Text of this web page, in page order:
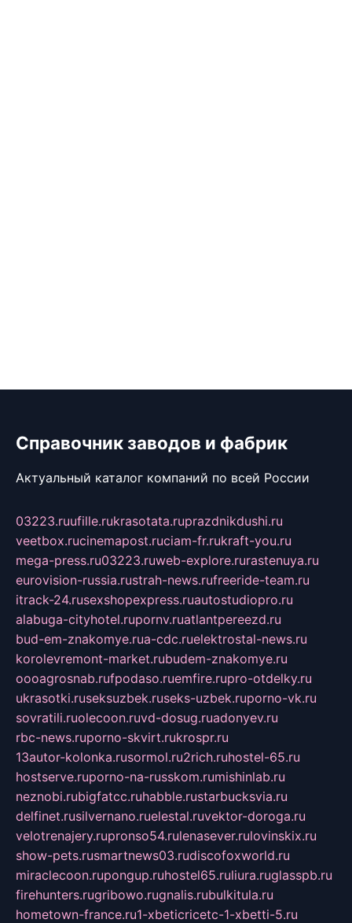
Справочник заводов и фабрик
Актуальный каталог компаний по всей России
03223.ruufille.rukrasotata.ruprazdnikdushi.ru
veetbox.rucinemapost.ruciam-fr.rukraft-you.ru
mega-press.ru03223.ruweb-explore.rurastenuya.ru
eurovision-russia.rustrah-news.rufreeride-team.ru
itrack-24.rusexshopexpress.ruautostudiopro.ru
alabuga-cityhotel.rupornv.ruatlantpereezd.ru
bud-em-znakomye.rua-cdc.ruelektrostal-news.ru
korolevremont-market.rubudem-znakomye.ru
oooagrosnab.rufpodaso.ruemfire.rupro-otdelky.ru
ukrasotki.ruseksuzbek.ruseks-uzbek.ruporno-vk.ru
sovratili.ruolecoon.ruvd-dosug.ruadonyev.ru
rbc-news.ruporno-skvirt.rukrospr.ru
13autor-kolonka.rusormol.ru2rich.ruhostel-65.ru
hostserve.ruporno-na-russkom.rumishinlab.ru
neznobi.rubigfatcc.ruhabble.rustarbucksvia.ru
delfinet.rusilvernano.ruelestal.ruvektor-doroga.ru
velotrenajery.rupronso54.rulenasever.rulovinskix.ru
show-pets.rusmartnews03.rudiscofoxworld.ru
miraclecoon.rupongup.ruhostel65.ruliura.ruglasspb.ru
firehunters.rugribowo.rugnalis.rubulkitula.ru
hometown-france.ru1-xbeticricetc-1-xbetti-5.ru